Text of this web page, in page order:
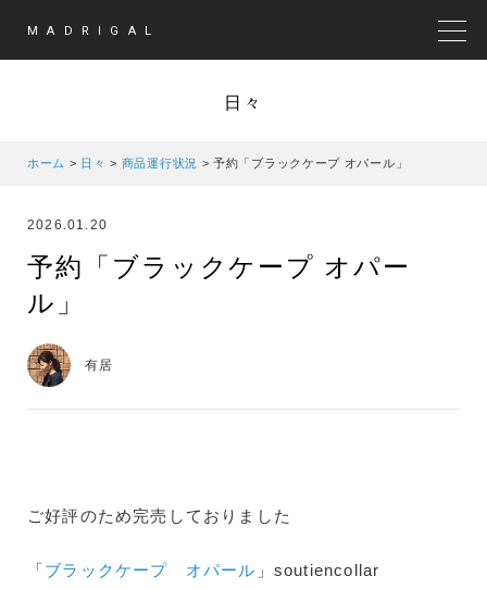
MADRIGAL
日々
ホーム > 日々 > 商品運行状況 >予約「ブラックケープ オパール」
2026.01.20
予約「ブラックケープ オパー
ル」
有居
ご好評のため完売しておりました
「ブラックケープ オパール 」soutiencollar